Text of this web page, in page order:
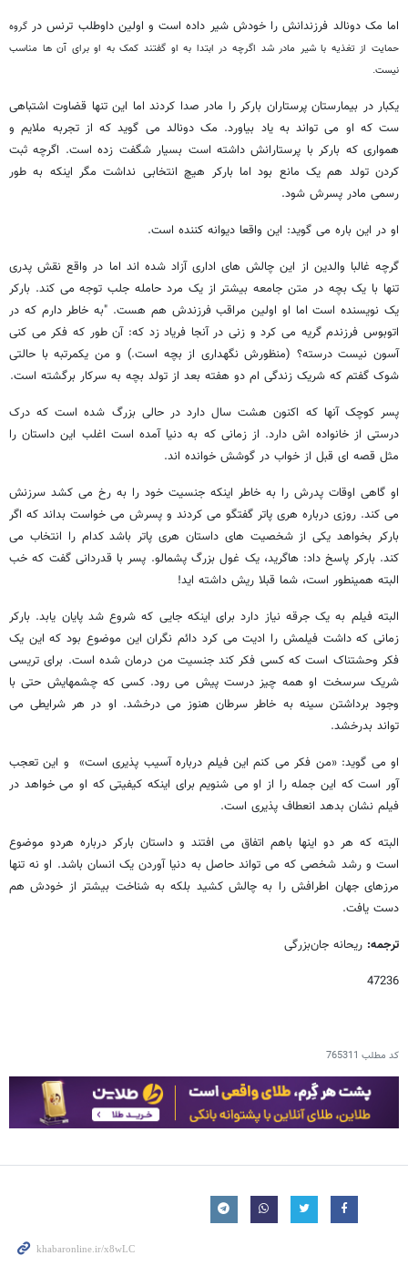
اما مک دونالد فرزندانش را خودش شیر داده است و اولین داوطلب ترنس در گروه
حمایت از تغذیه با شیر مادر شد اگرچه در ابتدا به او گفتند کمک به او برای آن ها مناسب
نیست.
یکبار در بیمارستان پرستاران بارکر را مادر صدا کردند اما این تنها قضاوت اشتباهی
ست که او می تواند به یاد بیاورد. مک دونالد می گوید که از تجربه ملایم و
همواری که بارکر با پرستارانش داشته است بسیار شگفت زده است. اگرچه ثبت
کردن تولد هم یک مانع بود اما بارکر هیچ انتخابی نداشت مگر اینکه به طور
رسمی مادر پسرش شود.
او در این باره می گوید: این واقعا دیوانه کننده است.
گرچه غالبا والدین از این چالش های اداری آزاد شده اند اما در واقع نقش پدری
تنها با یک بچه در متن جامعه بیشتر از یک مرد حامله جلب توجه می کند. بارکر
یک نویسنده است اما او اولین مراقب فرزندش هم هست. "به خاطر دارم که در
اتوبوس فرزندم گریه می کرد و زنی در آنجا فریاد زد که: آن طور که فکر می کنی
آسون نیست درسته؟ (منظورش نگهداری از بچه است.) و من یکمرتبه با حالتی
شوک گفتم که شریک زندگی ام دو هفته بعد از تولد بچه به سرکار برگشته است.
پسر کوچک آنها که اکنون هشت سال دارد در حالی بزرگ شده است که درک
درستی از خانواده اش دارد. از زمانی که به دنیا آمده است اغلب این داستان را
مثل قصه ای قبل از خواب در گوشش خوانده اند.
او گاهی اوقات پدرش را به خاطر اینکه جنسیت خود را به رخ می کشد سرزنش
می کند. روزی درباره هری پاتر گفتگو می کردند و پسرش می خواست بداند که اگر
بارکر بخواهد یکی از شخصیت های داستان هری پاتر باشد کدام را انتخاب می
کند. بارکر پاسخ داد: هاگرید، یک غول بزرگ پشمالو. پسر با قدردانی گفت که خب
البته همینطور است، شما قبلا ریش داشته اید!
البته فیلم به یک جرقه نیاز دارد برای اینکه جایی که شروع شد پایان یابد. بارکر
زمانی که داشت فیلمش را ادیت می کرد دائم نگران این موضوع بود که این یک
فکر وحشتناک است که کسی فکر کند جنسیت من درمان شده است. برای تریسی
شریک سرسخت او همه چیز درست پیش می رود. کسی که چشمهایش حتی با
وجود برداشتن سینه به خاطر سرطان هنوز می درخشد. او در هر شرایطی می
تواند بدرخشد.
او می گوید: «من فکر می کنم این فیلم درباره آسیب پذیری است» و این تعجب
آور است که این جمله را از او می شنویم برای اینکه کیفیتی که او می خواهد در
فیلم نشان بدهد انعطاف پذیری است.
البته که هر دو اینها باهم اتفاق می افتند و داستان بارکر درباره هردو موضوع
است و رشد شخصی که می تواند حاصل به دنیا آوردن یک انسان باشد. او نه تنها
مرزهای جهان اطرافش را به چالش کشید بلکه به شناخت بیشتر از خودش هم
دست یافت.
ترجمه: ریحانه جان‌بزرگی
47236
کد مطلب 765311